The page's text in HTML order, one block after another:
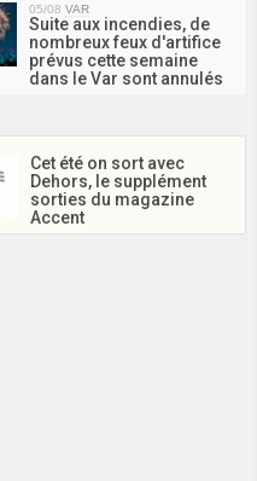
05/08 VAR
Suite aux incendies, de
nombreux feux d'artifice
prévus cette semaine
dans le Var sont annulés
Cet été on sort avec
Dehors, le supplément
sorties du magazine
Accent